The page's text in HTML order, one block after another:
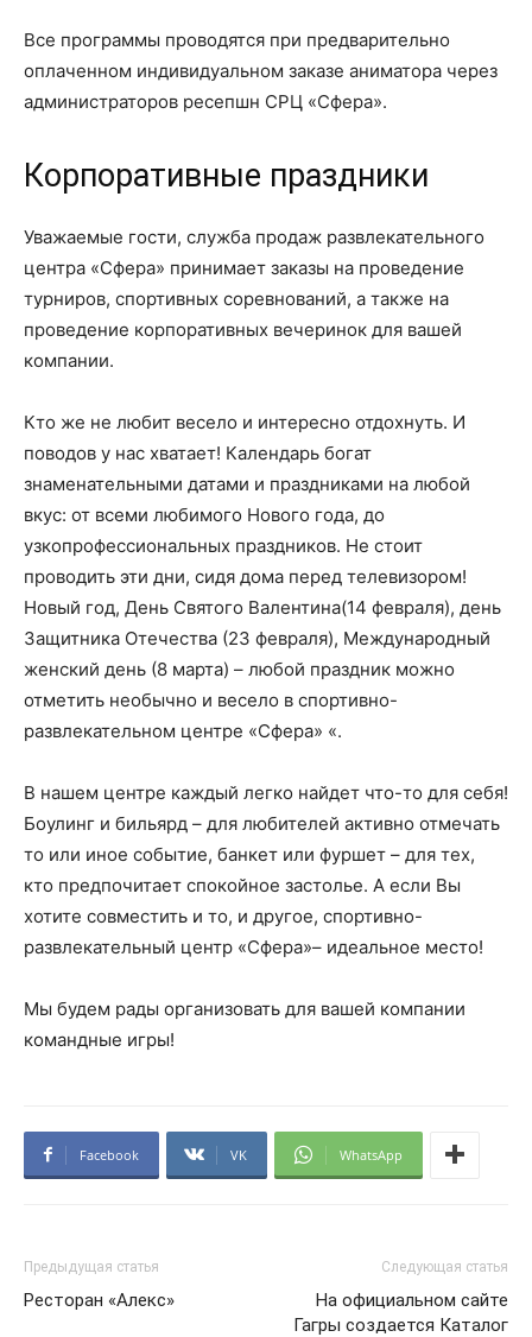
Все программы проводятся при предварительно
оплаченном индивидуальном заказе аниматора через
администраторов ресепшн СРЦ «Сфера».
Корпоративные праздники
Уважаемые гости, служба продаж развлекательного
центра «Сфера» принимает заказы на проведение
турниров, спортивных соревнований, а также на
проведение корпоративных вечеринок для вашей
компании.
Кто же не любит весело и интересно отдохнуть. И
поводов у нас хватает! Календарь богат
знаменательными датами и праздниками на любой
вкус: от всеми любимого Нового года, до
узкопрофессиональных праздников. Не стоит
проводить эти дни, сидя дома перед телевизором!
Новый год, День Святого Валентина(14 февраля), день
Защитника Отечества (23 февраля), Международный
женский день (8 марта) – любой праздник можно
отметить необычно и весело в спортивно-
развлекательном центре «Сфера» «.
В нашем центре каждый легко найдет что-то для себя!
Боулинг и бильярд – для любителей активно отмечать
то или иное событие, банкет или фуршет – для тех,
кто предпочитает спокойное застолье. А если Вы
хотите совместить и то, и другое, спортивно-
развлекательный центр «Сфера»– идеальное место!
Мы будем рады организовать для вашей компании
командные игры!
Facebook VK WhatsApp
Предыдущая статья
Ресторан «Алекс»
Следующая статья
На официальном сайте
Гагры создается Каталог